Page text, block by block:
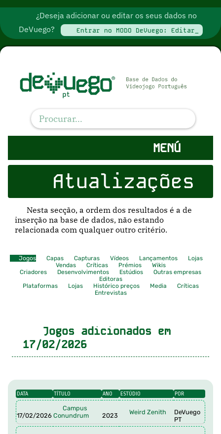
¿Deseja adicionar ou editar os seus dados no
DeVuego?
Entrar no MODO DeVuego: Editar_
MENÚ
Atualizações
Nesta secção, a ordem dos resultados é a de
inserção na base de dados, não estando
relacionada com qualquer outro critério.
Jogos Capas Capturas Vídeos Lançamentos
Lojas
Vendas
Críticas Prémios
Wikis
Criadores
Desenvolvimentos Estúdios
Outras empresas
Editoras
Plataformas
Lojas Histórico preços Media
Críticas
Entrevistas
Jogos adicionados em
17/02/2026
DATA TÍTULO ANO ESTÚDIO POR
17/02/2026
Campus
Conundrum
2023 Weird Zenith
DeVuego
PT